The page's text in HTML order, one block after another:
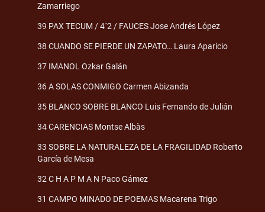
Zamarriego
39 PAX TECUM / 4´2 / FAUCES Jose Andrés López
38 CUANDO SE PIERDE UN ZAPATO… Laura Aparicio
37 IMANOL Ozkar Galán
36 A SOLAS CONMIGO Carmen Abizanda
35 BLANCO SOBRE BLANCO Luis Fernando de Julián
34 CARENCIAS Montse Albàs
33 SOBRE LA NATURALEZA DE LA FRAGILIDAD Roberto
García de Mesa
32 C H A P M A N Paco Gámez
31 CAMPO MINADO DE POEMAS Macarena Trigo